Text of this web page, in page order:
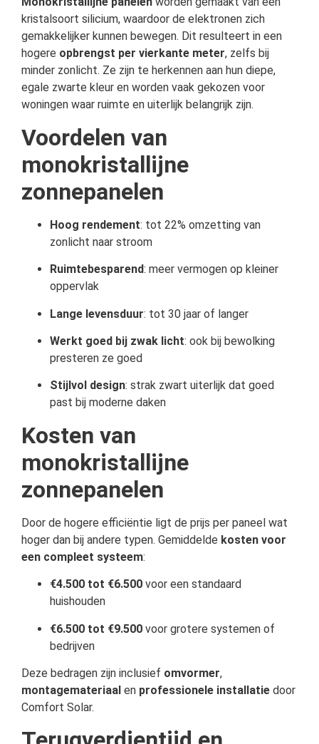
kristalsoort silicium, waardoor de elektronen zich
gemakkelijker kunnen bewegen. Dit resulteert in een
hogere opbrengst per vierkante meter, zelfs bij
minder zonlicht. Ze zijn te herkennen aan hun diepe,
egale zwarte kleur en worden vaak gekozen voor
woningen waar ruimte en uiterlijk belangrijk zijn.
Voordelen van
monokristallijne
zonnepanelen
Hoog rendement: tot 22% omzetting van
zonlicht naar stroom
Ruimtebesparend: meer vermogen op kleiner
oppervlak
Lange levensduur: tot 30 jaar of langer
Werkt goed bij zwak licht: ook bij bewolking
presteren ze goed
Stijlvol design: strak zwart uiterlijk dat goed
past bij moderne daken
Kosten van
monokristallijne
zonnepanelen
Door de hogere efficiëntie ligt de prijs per paneel wat
hoger dan bij andere typen. Gemiddelde kosten voor
een compleet systeem:
€4.500 tot €6.500 voor een standaard
huishouden
€6.500 tot €9.500 voor grotere systemen of
bedrijven
Deze bedragen zijn inclusief omvormer,
montagemateriaal en professionele installatie door
Comfort Solar.